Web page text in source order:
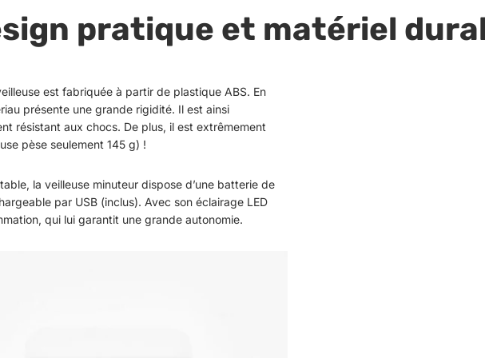
pratique et matériel
est fabriquée à partir de plastique ABS. En
présente une grande rigidité. Il est ainsi
résistant aux chocs. De plus, il est extrêmement
pèse seulement 145 g) !
la veilleuse minuteur dispose d’une batterie de
par USB (inclus). Avec son éclairage LED
qui lui garantit une grande autonomie.